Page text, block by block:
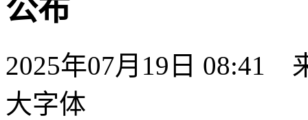
公布
2025年07月19日 08:41
大字体